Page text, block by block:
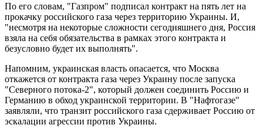
По его словам, "Газпром" подписал контракт на пять лет на
прокачку российского газа через территорию Украины. И,
"несмотря на некоторые сложности сегодняшнего дня, Россия
взяла на себя обязательства в рамках этого контракта и
безусловно будет их выполнять".
Напомним, украинская власть опасается, что Москва
откажется от контракта газа через Украину после запуска
"Северного потока-2", который должен соединить Россию и
Германию в обход украинской территории. В "Нафтогазе"
заявляли, что транзит российского газа сдерживает Россию от
эскалации агрессии против Украины.